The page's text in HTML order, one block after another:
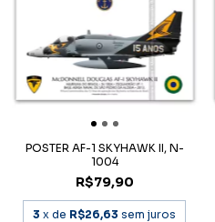
POSTER AF-1 SKYHAWK II, N-
1004
R$79,90
3 x de R$26,63 sem juros